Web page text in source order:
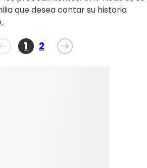
que desea contar su historia